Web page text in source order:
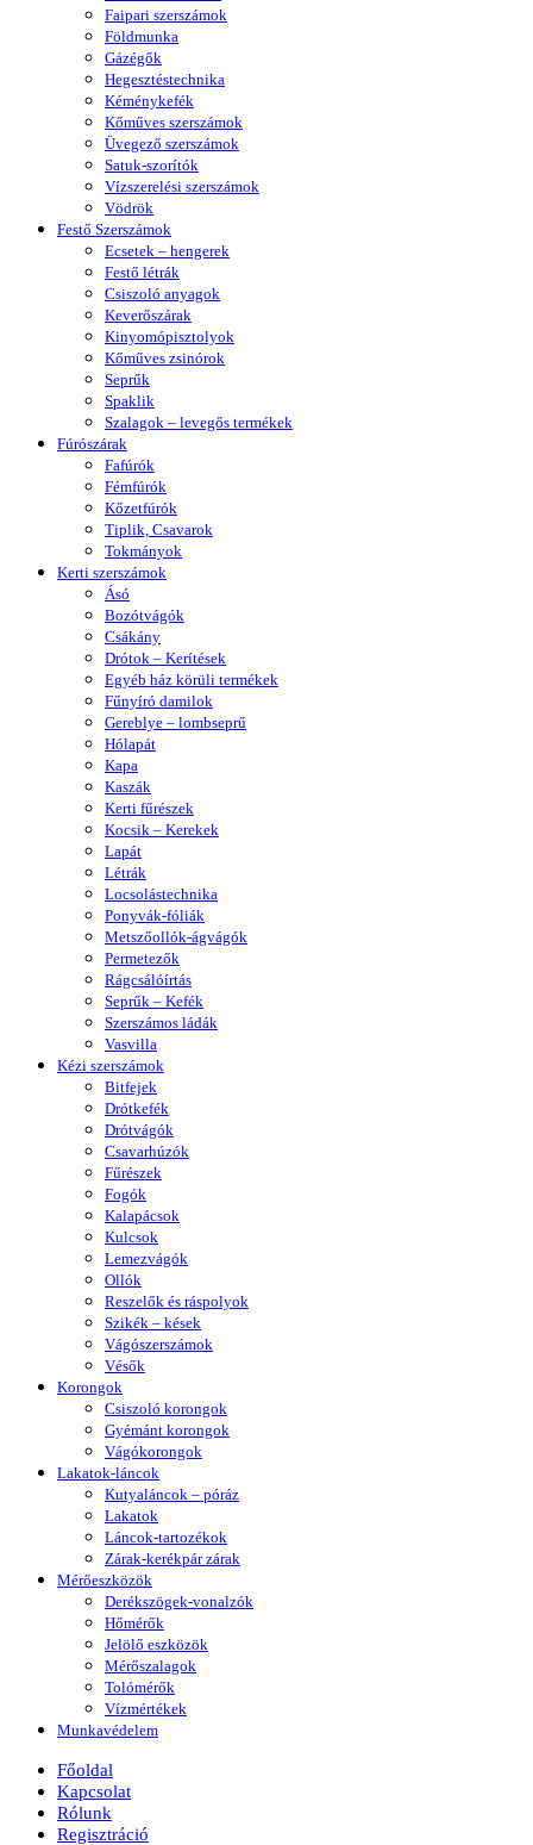
Faipari szerszámok
Földmunka
Gázégők
Hegesztéstechnika
Kéménykefék
Kőműves szerszámok
Üvegező szerszámok
Satuk-szorítók
Vízszerelési szerszámok
Vödrök
Festő Szerszámok
Ecsetek – hengerek
Festő létrák
Csiszoló anyagok
Keverőszárak
Kinyomópisztolyok
Kőműves zsinórok
Seprűk
Spaklik
Szalagok – levegős termékek
Fúrószárak
Fafúrók
Fémfúrók
Kőzetfúrók
Tiplik, Csavarok
Tokmányok
Kerti szerszámok
Ásó
Bozótvágók
Csákány
Drótok – Kerítések
Egyéb ház körüli termékek
Fűnyíró damilok
Gereblye – lombseprű
Hólapát
Kapa
Kaszák
Kerti fűrészek
Kocsik – Kerekek
Lapát
Létrák
Locsolástechnika
Ponyvák-fóliák
Metszőollók-ágvágók
Permetezők
Rágcsálóírtás
Seprűk – Kefék
Szerszámos ládák
Vasvilla
Kézi szerszámok
Bitfejek
Drótkefék
Drótvágók
Csavarhúzók
Fűrészek
Fogók
Kalapácsok
Kulcsok
Lemezvágók
Ollók
Reszelők és ráspolyok
Szikék – kések
Vágószerszámok
Vésők
Korongok
Csiszoló korongok
Gyémánt korongok
Vágókorongok
Lakatok-láncok
Kutyaláncok – póráz
Lakatok
Láncok-tartozékok
Zárak-kerékpár zárak
Mérőeszközök
Derékszögek-vonalzók
Hőmérők
Jelölő eszközök
Mérőszalagok
Tolómérők
Vízmértékek
Munkavédelem
Főoldal
Kapcsolat
Rólunk
Regisztráció